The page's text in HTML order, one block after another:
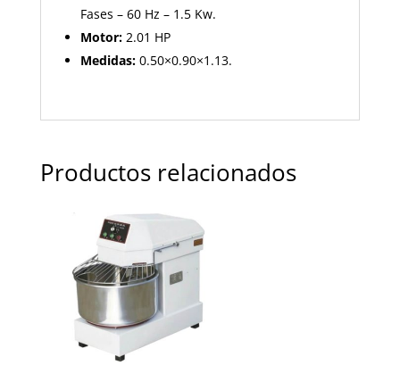
Fases – 60 Hz – 1.5 Kw.
Motor: 2.01 HP
Medidas: 0.50×0.90×1.13.
Productos relacionados